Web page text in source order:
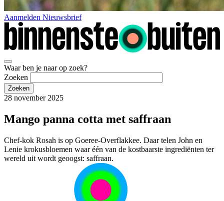
Aanmelden Nieuwsbrief
Waar ben je naar op zoek?
Zoeken
28 november 2025
Mango panna cotta met saffraan
Chef-kok Rosah is op Goeree-Overflakkee. Daar telen John en
Lenie krokusbloemen waar één van de kostbaarste ingrediënten ter
wereld uit wordt geoogst: saffraan.